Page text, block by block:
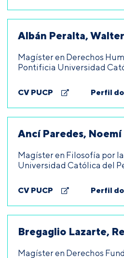
Albán Peralta, Walter
Magíster en Derechos
Pontificia Universidad
CV PUCP Perfil
Ancí Paredes, Noemí
Magíster en Filosofía por
Universidad Católica del
CV PUCP Perfil
Bregaglio Lazarte,
Magíster en Derechos